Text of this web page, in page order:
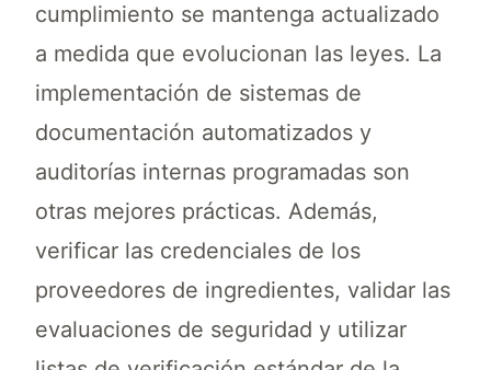
cumplimiento se mantenga actualizado
a medida que evolucionan las leyes. La
implementación de sistemas de
documentación automatizados y
auditorías internas programadas son
otras mejores prácticas. Además,
verificar las credenciales de los
proveedores de ingredientes, validar las
evaluaciones de seguridad y utilizar